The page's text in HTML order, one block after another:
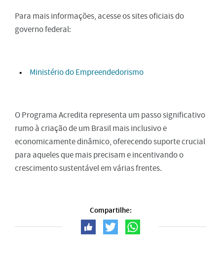
Para mais informações, acesse os sites oficiais do
governo federal:
Ministério do Empreendedorismo
O Programa Acredita representa um passo significativo
rumo à criação de um Brasil mais inclusivo e
economicamente dinâmico, oferecendo suporte crucial
para aqueles que mais precisam e incentivando o
crescimento sustentável em várias frentes.
Compartilhe: